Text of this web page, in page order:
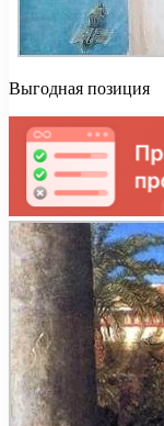
Выгодная позиция